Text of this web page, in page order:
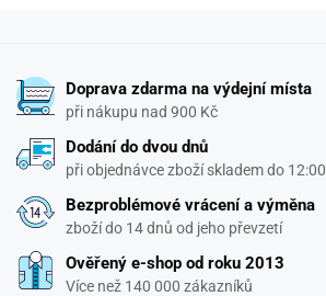
Doprava zdarma na výdejní místa
při nákupu nad 900 Kč
Dodání do dvou dnů
při objednávce zboží skladem do 12:00
Bezproblémové vrácení a výměna
zboží do 14 dnů od jeho převzetí
Ověřený e-shop od roku 2013
Více než 140 000 zákazníků